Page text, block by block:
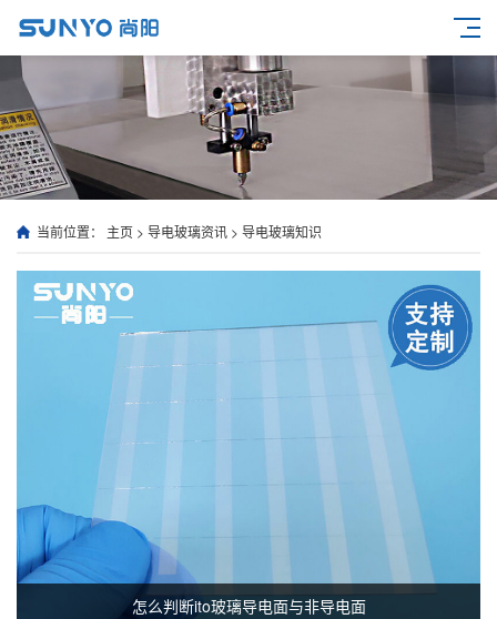
当前位置： 主页 > 导电玻璃资讯 > 导电玻璃知识
怎么判断ito玻璃导电面与非导电面